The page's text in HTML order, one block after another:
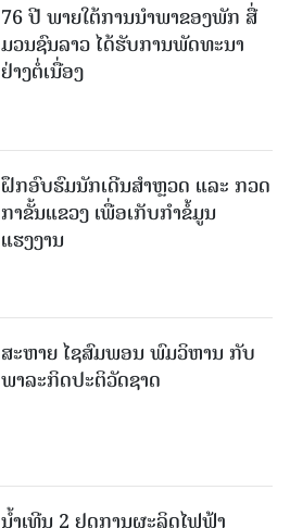
76 ປີ ພາຍໃຕ້ການນໍາພາຂອງພັກ ສື່
ມວນຊົນລາວ ໄດ້ຮັບການພັດທະນາ
ຢ່າງຕໍ່ເນື່ອງ
ຝຶກອົບຮົມນັກເດີນສຳຫຼວດ ແລະ ກວດ
ກາຂັ້ນແຂວງ ເພື່ອເກັບກຳຂໍ້ມູນ
ແຮງງານ
ສະຫາຍ ໄຊສົມພອນ ພົມວິຫານ ກັບ
ພາລະກິດປະຕິວັດຊາດ
ນໍ້າເທີນ 2 ຢຸດການຜະລິດໄຟຟ້າ